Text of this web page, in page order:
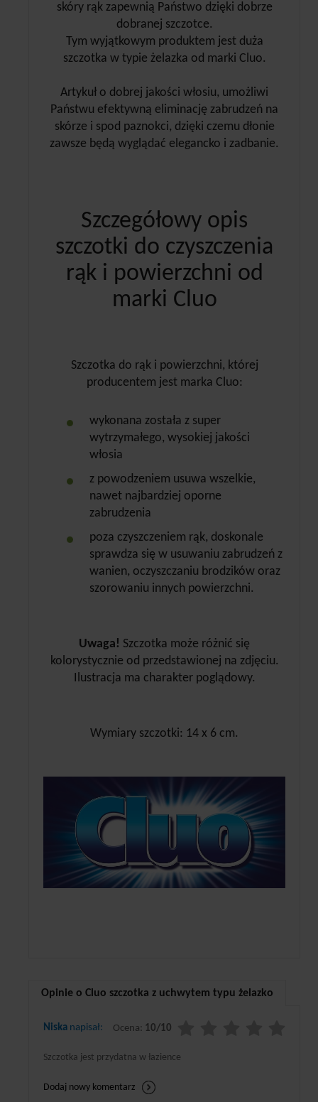
skóry rąk zapewnią Państwo dzięki dobrze
dobranej szczotce.
Tym wyjątkowym produktem jest duża
szczotka w typie żelazka od marki Cluo.
Artykuł o dobrej jakości włosiu, umożliwi
Państwu efektywną eliminację zabrudzeń na
skórze i spod paznokci, dzięki czemu dłonie
zawsze będą wyglądać elegancko i zadbanie.
Szczegółowy opis
szczotki do czyszczenia
rąk i powierzchni od
marki Cluo
Szczotka do rąk i powierzchni, której
producentem jest marka Cluo:
wykonana została z super
wytrzymałego, wysokiej jakości
włosia
z powodzeniem usuwa wszelkie,
nawet najbardziej oporne
zabrudzenia
poza czyszczeniem rąk, doskonale
sprawdza się w usuwaniu zabrudzeń z
wanien, oczyszczaniu brodzików oraz
szorowaniu innych powierzchni.
Uwaga! Szczotka może różnić się
kolorystycznie od przedstawionej na zdjęciu.
Ilustracja ma charakter poglądowy.
Wymiary szczotki: 14 x 6 cm.
Opinie o Cluo szczotka z uchwytem typu żelazko
Niska napisał: Ocena: 10/10
Szczotka jest przydatna w łazience
Dodaj nowy komentarz